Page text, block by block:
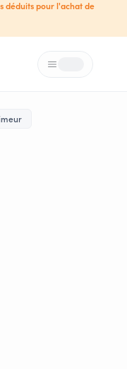
déduits pour l'achat de
Loading...